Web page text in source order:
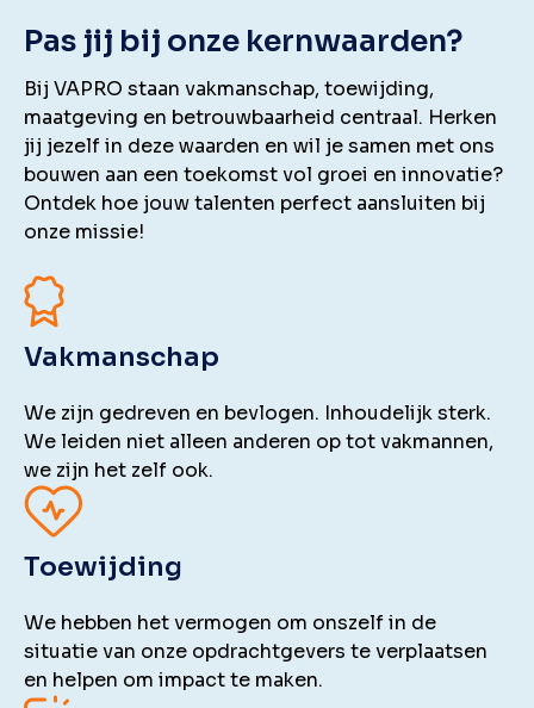
Pas jij bij onze kernwaarden?
Bij VAPRO staan vakmanschap, toewijding,
maatgeving en betrouwbaarheid centraal. Herken
jij jezelf in deze waarden en wil je samen met ons
bouwen aan een toekomst vol groei en innovatie?
Ontdek hoe jouw talenten perfect aansluiten bij
onze missie!
Vakmanschap
We zijn gedreven en bevlogen. Inhoudelijk sterk.
We leiden niet alleen anderen op tot vakmannen,
we zijn het zelf ook.
Toewijding
We hebben het vermogen om onszelf in de
situatie van onze opdrachtgevers te verplaatsen
en helpen om impact te maken.